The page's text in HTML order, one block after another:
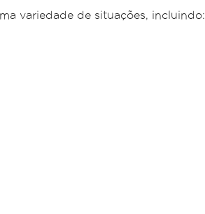
variedade de situações, incluindo: